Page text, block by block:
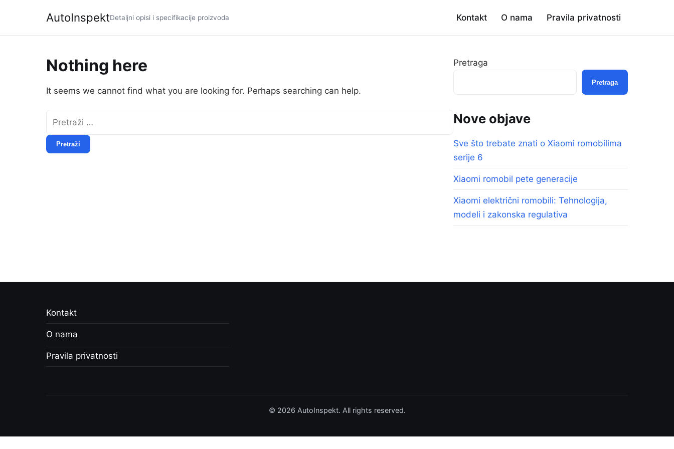
AutoInspektDetaljni opisi i specifikacije proizvoda Kontakt O nama Pravila privatnosti
Nothing here
It seems we cannot find what you are looking for. Perhaps searching can help.
Pretraga
Pretraga
Nove objave
Sve što trebate znati o Xiaomi romobilima
serije 6
Xiaomi romobil pete generacije
Xiaomi električni romobili: Tehnologija,
modeli i zakonska regulativa
Kontakt
O nama
Pravila privatnosti
© 2026 AutoInspekt. All rights reserved.